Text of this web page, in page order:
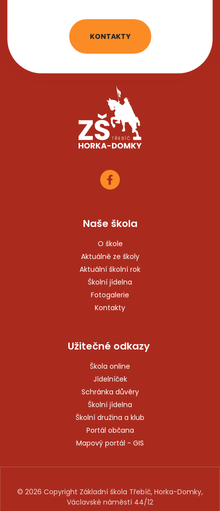
KONTAKTY
Naše škola
O škole
Aktuálně ze školy
Aktuální školní rok
Školní jídelna
Fotogalerie
Kontakty
Užitečné odkazy
Škola online
Jídelníček
Schránka důvěry
Školní jídelna
Školní družina a klub
Portál občana
Mapový portál - GIS
© 2026 Copyright Základní škola Třebíč, Horka-Domky,
Václavské náměstí 44/12